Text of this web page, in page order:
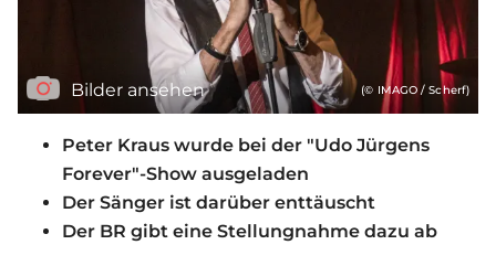
Bilder ansehen (© IMAGO / Scherf)
Peter Kraus wurde bei der "Udo Jürgens
Forever"-Show ausgeladen
Der Sänger ist darüber enttäuscht
Der BR gibt eine Stellungnahme dazu ab